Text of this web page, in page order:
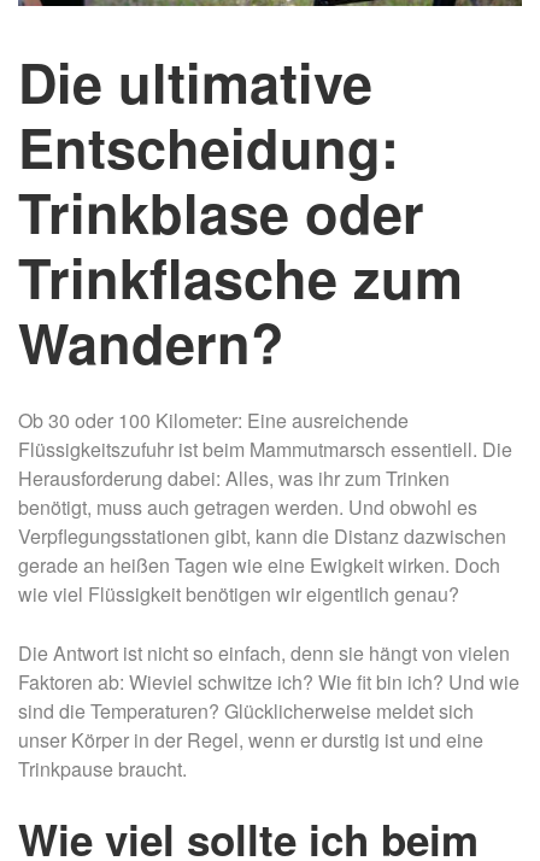
Die ultimative
Entscheidung:
Trinkblase oder
Trinkflasche zum
Wandern?
Ob 30 oder 100 Kilometer: Eine ausreichende
Flüssigkeitszufuhr ist beim Mammutmarsch essentiell. Die
Herausforderung dabei: Alles, was ihr zum Trinken
benötigt, muss auch getragen werden. Und obwohl es
Verpflegungsstationen gibt, kann die Distanz dazwischen
gerade an heißen Tagen wie eine Ewigkeit wirken. Doch
wie viel Flüssigkeit benötigen wir eigentlich genau?
Die Antwort ist nicht so einfach, denn sie hängt von vielen
Faktoren ab: Wieviel schwitze ich? Wie fit bin ich? Und wie
sind die Temperaturen? Glücklicherweise meldet sich
unser Körper in der Regel, wenn er durstig ist und eine
Trinkpause braucht.
Wie viel sollte ich beim